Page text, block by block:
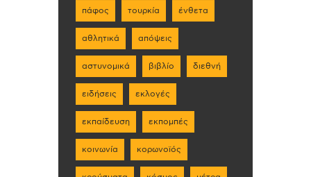
πάφος τουρκία ένθετα
αθλητικά απόψεις
αστυνομικά βιβλίο διεθνή
ειδήσεις εκλογές
εκπαίδευση εκπομπές
κοινωνία κορωνοϊός